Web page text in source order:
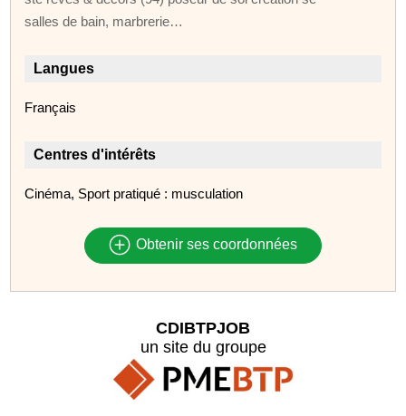
salles de bain, marbrerie…
Langues
Français
Centres d'intérêts
Cinéma, Sport pratiqué : musculation
Obtenir ses coordonnées
CDIBTPJOB
un site du groupe